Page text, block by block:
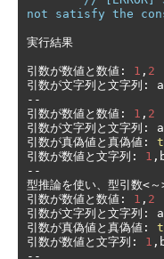
not satisfy the
実行結果
引数が数値と数値: 1 , 2
引数が文字列と文字列:
a
--
引数が数値と数値:
1 , 2
引数が文字列と文字列:
a
引数が真偽値と真偽値:
引数が数値と文字列:
1 ,
--
型推論を使い、型引数<～
引数が数値と数値:
1 , 2
引数が文字列と文字列:
a
引数が真偽値と真偽値:
引数が数値と文字列:
1 ,
--